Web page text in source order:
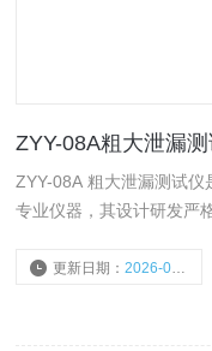
ZYY-08A粗大泄漏
ZYY-08A 粗大泄漏测试
专业仪器，其设计研发严
硬件配置到软件算法，均
用性和公信力提供了根本
更新日期：2026-05-25